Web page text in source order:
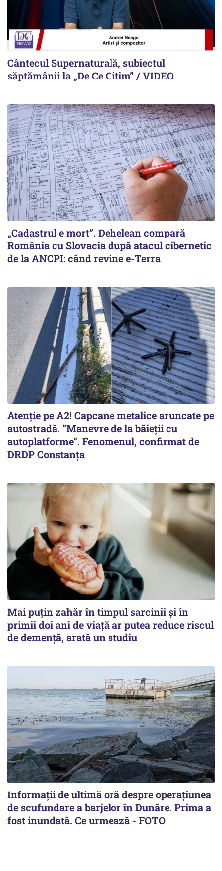
Cântecul Supernaturală, subiectul
săptămânii la „De Ce Citim” / VIDEO
„Cadastrul e mort”. Dehelean compară
România cu Slovacia după atacul cibernetic
de la ANCPI: când revine e-Terra
Atenție pe A2! Capcane metalice aruncate pe
autostradă. ”Manevre de la băieții cu
autoplatforme”. Fenomenul, confirmat de
DRDP Constanța
Mai puțin zahăr în timpul sarcinii și în
primii doi ani de viață ar putea reduce riscul
de demență, arată un studiu
Informații de ultimă oră despre operațiunea
de scufundare a barjelor în Dunăre. Prima a
fost inundată. Ce urmează - FOTO